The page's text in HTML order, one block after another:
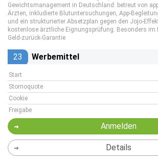
Gewichtsmanagement in Deutschland: betreut von
Ärzten, inkludierte Blutuntersuchungen, App-
und ein strukturierter Absetzplan gegen den Jojo-
kostenlose ärztliche Eignungsprüfung. Besonders im
Geld-zurück-Garantie
23 Werbemittel
Start
Stornoquote
Cookie
Freigabe
Anmelden
Details